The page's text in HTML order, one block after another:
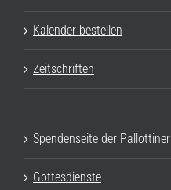
Kalender bestellen
Zeitschriften
Spendenseite der Pallottiner
Gottesdienste